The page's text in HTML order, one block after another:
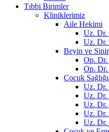
Tıbbi Birimler
Kliniklerimiz
Aile Hekimi
Uz. Dr.
Uz.
Beyin ve
Op.
Op.
Çocuk
Uz.
Uz. Dr.
Uz.
Uz.
Uz.